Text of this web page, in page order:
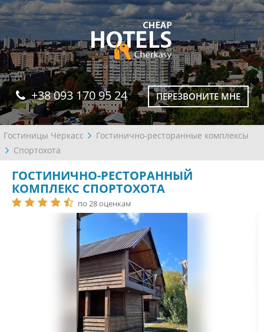
+38 093 170 95 24 ПЕРЕЗВОНИТЕ МНЕ
Гостиницы Черкасс
Гостинично-ресторанные комплексы
Спортохота
ГОСТИНИЧНО-РЕСТОРАННЫЙ
КОМПЛЕКС СПОРТОХОТА
по 28 оценкам